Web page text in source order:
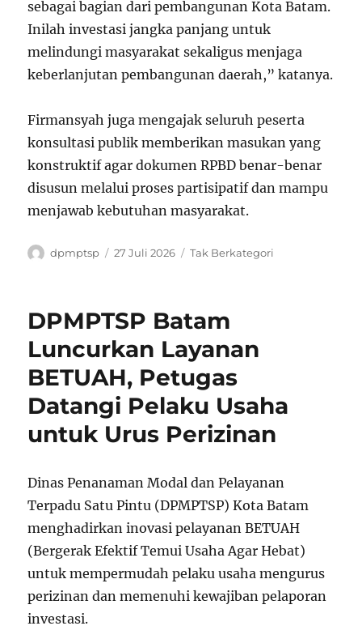
sebagai bagian dari pembangunan Kota Batam.
Inilah investasi jangka panjang untuk
melindungi masyarakat sekaligus menjaga
keberlanjutan pembangunan daerah,” katanya.
Firmansyah juga mengajak seluruh peserta
konsultasi publik memberikan masukan yang
konstruktif agar dokumen RPBD benar-benar
disusun melalui proses partisipatif dan mampu
menjawab kebutuhan masyarakat.
Penulis
dpmptsp
Diposkan
27 Juli 2026 Kategori
Tak Berkategori
DPMPTSP Batam
Luncurkan Layanan
BETUAH, Petugas
Datangi Pelaku Usaha
untuk Urus Perizinan
Dinas Penanaman Modal dan Pelayanan
Terpadu Satu Pintu (DPMPTSP) Kota Batam
menghadirkan inovasi pelayanan BETUAH
(Bergerak Efektif Temui Usaha Agar Hebat)
untuk mempermudah pelaku usaha mengurus
perizinan dan memenuhi kewajiban pelaporan
investasi.